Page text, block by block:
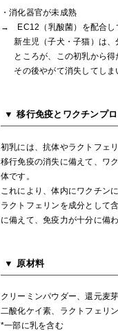
・消化器官が未成熟
→ EC12（乳酸菌）を配合し
新生児（子犬・子猫）は、
ところが、この初乳から得
その後やがて消失してしま
移行免疫とワクチンプ
初乳には、抗体やラクトフェ
移行免疫の消失に備えて、ワ
体です。
これにより、体内にワクチン
ラクトフェリンを成分として
に備えて、免疫力が十分に備
原材料
クリーミンパウダー、還元麦
二酸化ケイ素、ラクトフェリン
*一部に乳を含む